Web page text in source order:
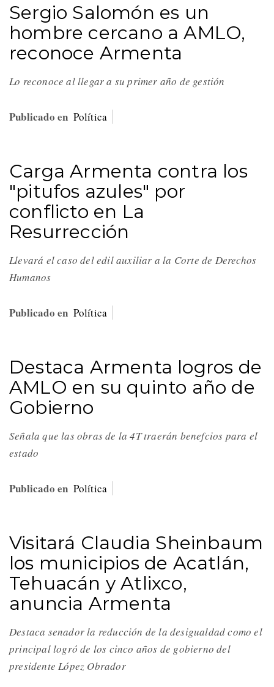
Sergio Salomón es un
hombre cercano a AMLO,
reconoce Armenta
Lo reconoce al llegar a su primer año de gestión
Publicado en Política
Carga Armenta contra los
"pitufos azules" por
conflicto en La
Resurrección
Llevará el caso del edil auxiliar a la Corte de Derechos
Humanos
Publicado en Política
Destaca Armenta logros de
AMLO en su quinto año de
Gobierno
Señala que las obras de la 4T traerán benefcios para el
estado
Publicado en Política
Visitará Claudia Sheinbaum
los municipios de Acatlán,
Tehuacán y Atlixco,
anuncia Armenta
Destaca senador la reducción de la desigualdad como el
principal logró de los cinco años de gobierno del
presidente López Obrador